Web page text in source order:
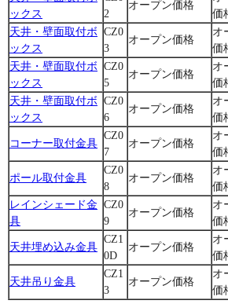
ックス
2
オープン価格
価
天井・壁面取付ボ
ックス
CZ0
3
オープン価格
オ
価
天井・壁面取付ボ
ックス
CZ0
5
オープン価格
オ
価
天井・壁面取付ボ
ックス
CZ0
6
オープン価格
オ
価
コーナー取付金具
CZ0
7
オープン価格
オ
価
ポール取付金具
CZ0
8
オープン価格
オ
価
レインシェード金
具
CZ0
9
オープン価格
オ
価
天井埋め込み金具
CZ1
0D
オープン価格
オ
価
天井吊り金具
CZ1
3
オープン価格
オ
価